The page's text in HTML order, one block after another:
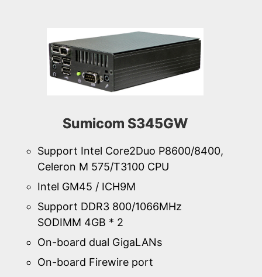
Sumicom S345GW
Support Intel Core2Duo P8600/8400,
Celeron M 575/T3100 CPU
Intel GM45 / ICH9M
Support DDR3 800/1066MHz
SODIMM 4GB * 2
On-board dual GigaLANs
On-board Firewire port